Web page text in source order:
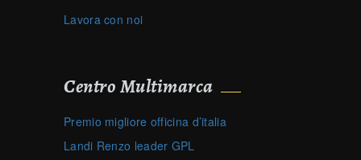
Lavora con noi
Centro Multimarca
Premio migliore officina d’italia
Landi Renzo leader GPL